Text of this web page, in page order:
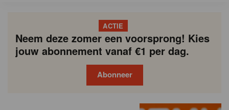
ACTIE
Neem deze zomer een voorsprong! Kies
jouw abonnement vanaf €1 per dag.
Abonneer